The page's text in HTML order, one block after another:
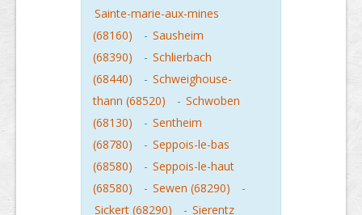
Sainte-marie-aux-mines
(68160)
- Sausheim
(68390)
- Schlierbach
(68440)
- Schweighouse-
thann (68520)
- Schwoben
(68130)
- Sentheim
(68780)
- Seppois-le-bas
(68580)
- Seppois-le-haut
(68580)
- Sewen (68290)
-
Sickert (68290)
- Sierentz